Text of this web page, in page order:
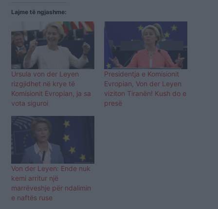
Lajme të ngjashme:
Ursula von der Leyen
rizgjidhet në krye të
Komisionit Evropian, ja sa
vota siguroi
Presidentja e Komisionit
Evropian, Von der Leyen
viziton Tiranën! Kush do e
presë
Von der Leyen: Ende nuk
kemi arritur një
marrëveshje për ndalimin
e naftës ruse